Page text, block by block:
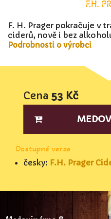
F.H.
F. H. Prager pokračuje v
ciderů, nově i bez
Podrobnosti o výrobci
Cena 53 Kč
Dostupné verze
česky: F.H. Prager